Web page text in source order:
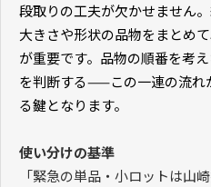
段取りの工夫が欠かせません
大きさや形状の品物をまとめ
が重要です。品物の順番を考
を判断する——この一連の流
る鍵となります。
使い分けの基準
「緊急の単品・小ロットは山